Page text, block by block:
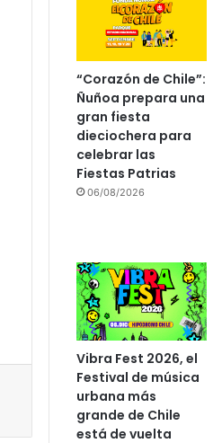
“Corazón de Chile”:
Ñuñoa prepara una
gran fiesta
dieciochera para
celebrar las
Fiestas Patrias
06/08/2026
Vibra Fest 2026, el
Festival de música
urbana más
grande de Chile
está de vuelta